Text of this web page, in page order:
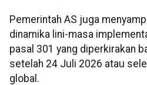
Pemerintah AS juga
dinamika lini-masa
pasal 301 yang diperkirakan
setelah 24 Juli 2026 atau
global.